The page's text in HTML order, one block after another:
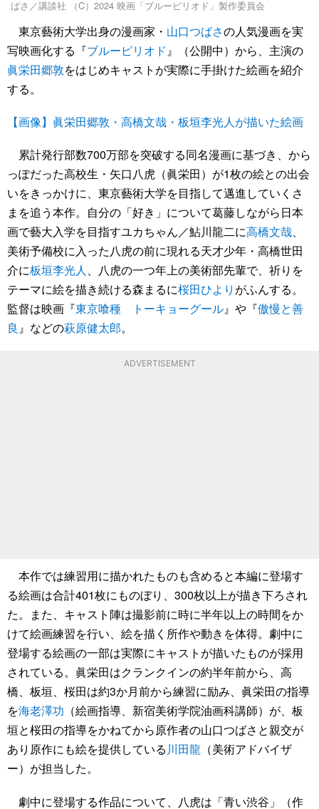
ばさ／講談社 （C）2024 映画「ブルーピリオド」製作委員会
東京藝術大学出身の漫画家・ 山口つばさの人気漫画を実
写映画化する『ブルーピリオド』（公開中）から、主演の
眞栄田郷敦をはじめキャストが実際に手掛けた絵画を紹介
する。
【画像】眞栄田郷敦・高橋文哉・板垣李光人が描いた絵画
累計発行部数700万部を突破する同名漫画に基づき、から
っぽだった高校生・矢口八虎（眞栄田）が1枚の絵との出会
いをきっかけに、東京藝術大学を目指して邁進していくさ
まを追う本作。自分の「好き」について葛藤しながら日本
画で藝大入学を目指すユカちゃん／鮎川龍二に高橋文哉、
美術予備校に入った八虎の前に現れる天才少年・高橋世田
介に板垣李光人、八虎の一つ年上の美術部先輩で、祈りを
テーマに絵を描き続ける森まるに桜田ひより がふんする。
監督は映画『東京喰種 トーキョーグール』や『傲慢と善
良 』などの萩原健太郎。
ADVERTISEMENT
本作では練習用に描かれたものも含めると本編に登場す
る絵画は合計401枚にものぼり、300枚以上が描き下ろされ
た。また、キャスト陣は撮影前に時に半年以上の時間をか
けて絵画練習を行い、絵を描く所作や動きを体得。劇中に
登場する絵画の一部は実際にキャストが描いたものが採用
されている。眞栄田はクランクインの約半年前から、高
橋、板垣、桜田は約3か月前から練習に励み、眞栄田の指導
を海老澤功 （絵画指導、新宿美術学院油画科講師）が、板
垣と桜田の指導をかねてから原作者の山口つばさと親交が
あり原作にも絵を提供している川田龍 （美術アドバイザ
ー）が担当した。
劇中に登場する作品について、八虎は「青い渋谷」（作